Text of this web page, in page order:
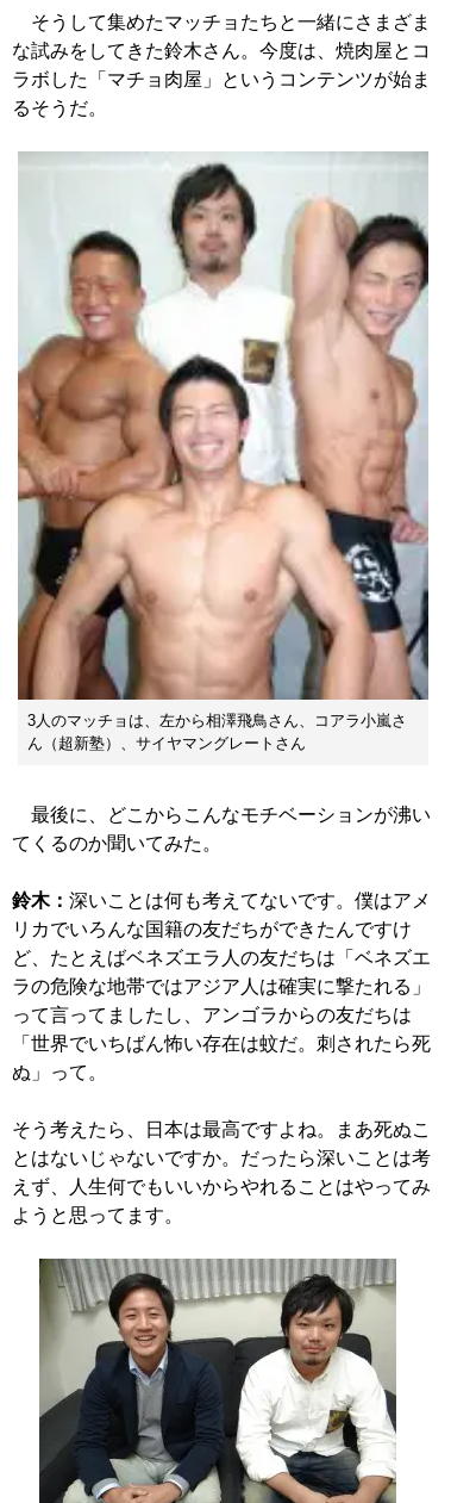
そうして集めたマッチョたちと一緒にさまざま
な試みをしてきた鈴木さん。今度は、焼肉屋とコ
ラボした「マチョ肉屋」というコンテンツが始ま
るそうだ。
3人のマッチョは、左から相澤飛鳥さん、コアラ小嵐さ
ん（超新塾）、サイヤマングレートさん
最後に、どこからこんなモチベーションが沸い
てくるのか聞いてみた。
鈴木： 深いことは何も考えてないです。僕はアメ
リカでいろんな国籍の友だちができたんですけ
ど、たとえばベネズエラ人の友だちは「ベネズエ
ラの危険な地帯ではアジア人は確実に撃たれる」
って言ってましたし、アンゴラからの友だちは
「世界でいちばん怖い存在は蚊だ。刺されたら死
ぬ」って。
そう考えたら、日本は最高ですよね。まあ死ぬこ
とはないじゃないですか。だったら深いことは考
えず、人生何でもいいからやれることはやってみ
ようと思ってます。